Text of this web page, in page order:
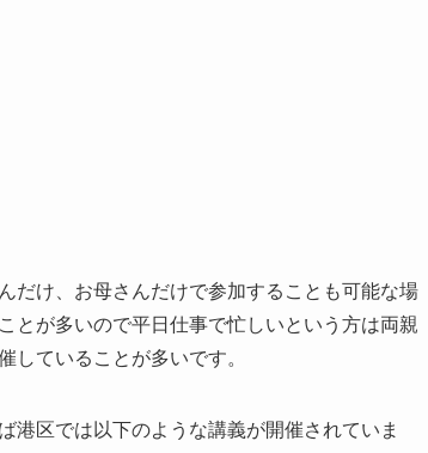
だけ、お母さんだけで参加することも可能な場
とが多いので平日仕事で忙しいという方は両親
していることが多いです。
港区では以下のような講義が開催されていま